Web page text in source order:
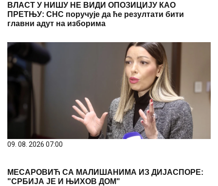
ВЛАСТ У НИШУ НЕ ВИДИ ОПОЗИЦИЈУ КАО
ПРЕТЊУ: СНС поручује да ће резултати бити
главни адут на изборима
09. 08. 2026 07:00
МЕСАРОВИЋ СА МАЛИШАНИМА ИЗ ДИЈАСПОРЕ:
"СРБИЈА ЈЕ И ЊИХОВ ДОМ"